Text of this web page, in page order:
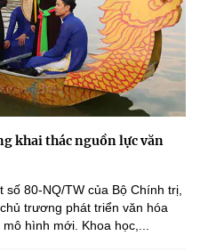
khai thác nguồn lực văn
80-NQ/TW của Bộ Chính trị,
trương phát triển văn hóa
hình mới. Khoa học,...